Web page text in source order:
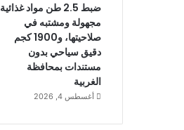
ضبط 2.5 طن مواد غذائية
مجهولة ومشتبه في
صلاحيتها، و1900 كجم
دقيق سياحي بدون
مستندات بمحافظة
الغربية
أغسطس 4, 2026